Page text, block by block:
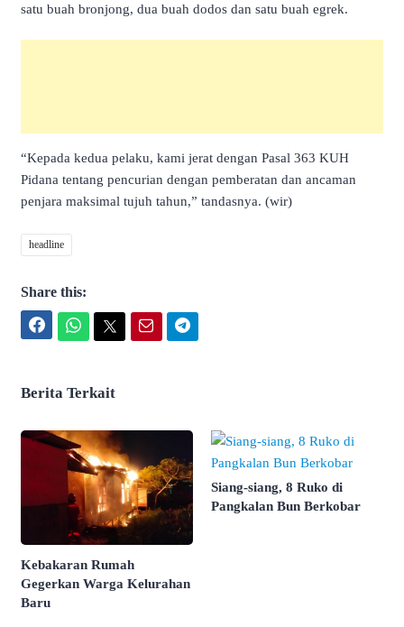
satu buah bronjong, dua buah dodos dan satu buah egrek.
“Kepada kedua pelaku, kami jerat dengan Pasal 363 KUH
Pidana tentang pencurian dengan pemberatan dan ancaman
penjara maksimal tujuh tahun,” tandasnya. (wir)
headline
Share this:
Berita Terkait
Kebakaran Rumah
Gegerkan Warga Kelurahan
Baru
Siang-siang, 8 Ruko di
Pangkalan Bun Berkobar